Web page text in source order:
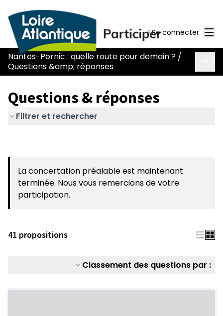
Se connecter
Nantes-Pornic : quelle route pour demain ? /
Questions &amp; réponses
Questions & réponses
Filtrer et rechercher
La concertation préalable est maintenant
terminée. Nous vous remercions de votre
participation.
41 propositions
Classement des questions par :